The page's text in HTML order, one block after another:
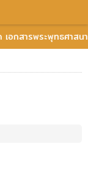
อกสารพระพุทธศาสนา